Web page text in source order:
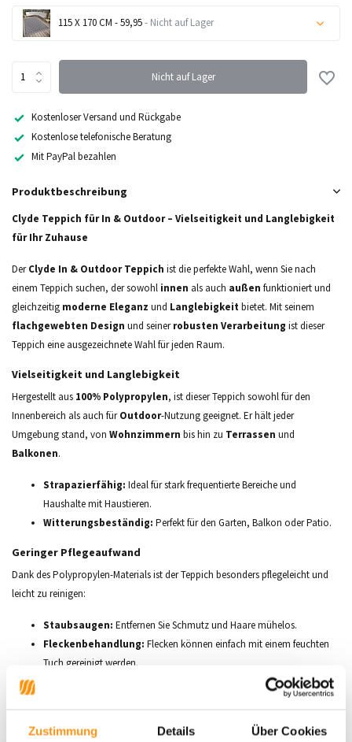
Zustimmung Details Über Cookies
115 X 170 CM - 59,95- Nicht auf Lager
Nicht auf Lager
Nicht auf Lager
Nicht auf Lager
Kostenloser Versand und Rückgabe
Kostenlose telefonische Beratung
Mit PayPal bezahlen
Produktbeschreibung
Clyde Teppich für In & Outdoor – Vielseitigkeit und Langlebigkeit
für Ihr Zuhause
DerClyde In & Outdoor Teppich ist die perfekte Wahl, wenn Sie nach
einem Teppich suchen, der sowohl innen als auch außen funktioniert und
gleichzeitig moderne Eleganz und Langlebigkeitbietet. Mit seinem
flachgewebten Design und seinerrobusten Verarbeitung ist dieser
Teppich eine ausgezeichnete Wahl für jeden Raum.
Vielseitigkeit und Langlebigkeit
Hergestellt aus 100% Polypropylen, ist dieser Teppich sowohl für den
Innenbereich als auch fürOutdoor-Nutzung geeignet. Er hält jeder
Umgebung stand, von Wohnzimmern bis hin zu Terrassen und
Balkonen.
Strapazierfähig: Ideal für stark frequentierte Bereiche und
Haushalte mit Haustieren.
Witterungsbeständig: Perfekt für den Garten, Balkon oder Patio.
Geringer Pflegeaufwand
Dank des Polypropylen-Materials ist der Teppich besonders pflegeleicht und
leicht zu reinigen:
Staubsaugen: Entfernen Sie Schmutz und Haare mühelos.
Fleckenbehandlung: Flecken können einfach mit einem feuchten
Tuch gereinigt werden.
Modernes Design
Raum einestimmungsvolle Atmosphäre
verleihen. Besonders passend